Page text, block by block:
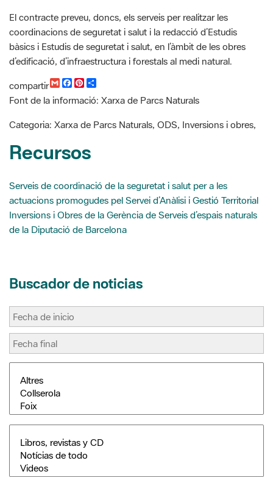
d’edificació, d’infraestructura i forestals al medi natural.
compartir
G
m
a
i
F
a
c
e
b
o
o
k
P
n
t
e
r
e
s
C
o
m
p
t
i
Font de la informació: Xarxa de Parcs Naturals
Categoria: Xarxa de Parcs Naturals, ODS, Inversions i obres,
Recursos
actuacions promogudes pel Servei d’Anàlisi i Gestió Territorial
de la Diputació de Barcelona
Buscador de noticias